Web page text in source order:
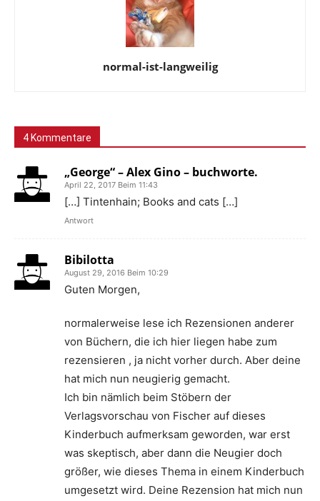
normal-ist-langweilig
4 Kommentare
„George“ – Alex Gino – buchworte.
April 22, 2017 Beim 11:43
[…] Tintenhain; Books and cats […]
Antwort
Bibilotta
August 29, 2016 Beim 10:29
Guten Morgen,
normalerweise lese ich Rezensionen anderer
von Büchern, die ich hier liegen habe zum
rezensieren , ja nicht vorher durch. Aber deine
hat mich nun neugierig gemacht.
Ich bin nämlich beim Stöbern der
Verlagsvorschau von Fischer auf dieses
Kinderbuch aufmerksam geworden, war erst
was skeptisch, aber dann die Neugier doch
größer, wie dieses Thema in einem Kinderbuch
umgesetzt wird. Deine Rezension hat mich nun